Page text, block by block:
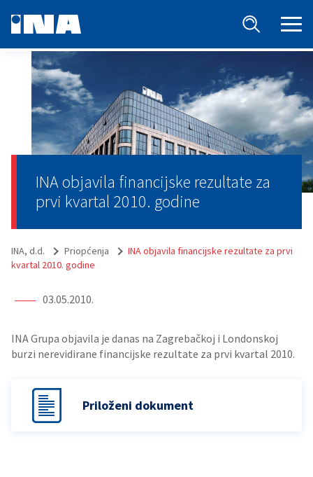
INA objavila financijske rezultate za
prvi kvartal 2010. godine
INA, d.d. Priopćenja
INA objavila financijske rezultate za prvi
kvartal 2010. godine
03.05.2010.
INA Grupa objavila je danas na Zagrebačkoj i Londonskoj
burzi nerevidirane financijske rezultate za prvi kvartal 2010.
Priloženi dokument